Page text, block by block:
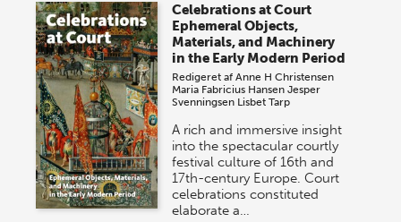
onsdag den 10. j…
Celebrations at Court
Ephemeral Objects,
Materials, and Machinery
in the Early Modern Period
Redigeret afAnne H Christensen
Maria Fabricius Hansen Jesper
Svenningsen Lisbet Tarp
A rich and immersive insight
into the spectacular courtly
festival culture of 16th and
17th-century Europe. Court
celebrations constituted
elaborate a…